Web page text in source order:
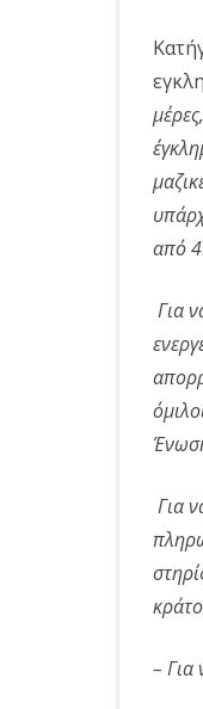
από
Για
Για
– Για